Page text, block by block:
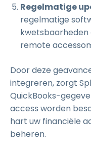
Regelmatige
regelmatige
kwetsbaarheden
remote
Door deze
integreren, zorgt
QuickBooks-
access worden
hart uw financiële
beheren.